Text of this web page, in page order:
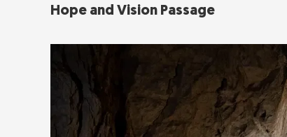
Hope and Vision Passage